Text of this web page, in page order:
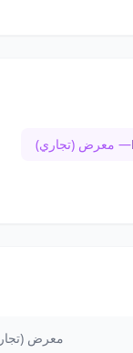
— معرض (تجاري)
معرض